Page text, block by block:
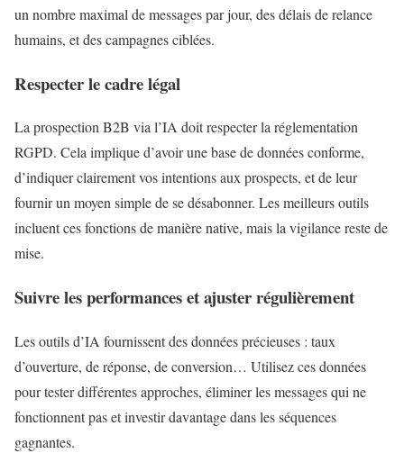
un nombre maximal de messages par jour, des délais de relance
humains, et des campagnes ciblées.
Respecter le cadre légal
La prospection B2B via l’IA doit respecter la réglementation
RGPD. Cela implique d’avoir une base de données conforme,
d’indiquer clairement vos intentions aux prospects, et de leur
fournir un moyen simple de se désabonner. Les meilleurs outils
incluent ces fonctions de manière native, mais la vigilance reste de
mise.
Suivre les performances et ajuster régulièrement
Les outils d’IA fournissent des données précieuses : taux
d’ouverture, de réponse, de conversion… Utilisez ces données
pour tester différentes approches, éliminer les messages qui ne
fonctionnent pas et investir davantage dans les séquences
gagnantes.